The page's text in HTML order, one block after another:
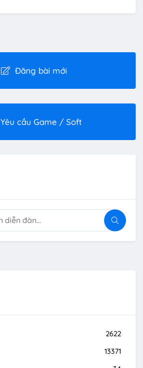
Đăng bài mới
Yêu cầu Game / Soft
2622
13371